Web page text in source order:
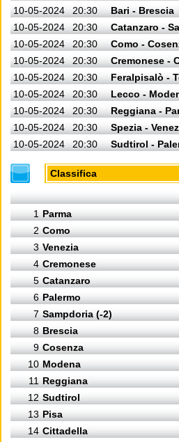
10-05-2024
20:30
Bari - Brescia
10-05-2024
20:30
Catanzaro -
10-05-2024
20:30
Como -
10-05-2024
20:30
Cremonese -
10-05-2024
20:30
Feralpisalò -
10-05-2024
20:30
Lecco -
10-05-2024
20:30
Reggiana -
10-05-2024
20:30
Spezia -
10-05-2024
20:30 Sudtirol -
Classifica
1 Parma
2 Como
3 Venezia
4 Cremonese
5 Catanzaro
6 Palermo
7 Sampdoria (-2)
8 Brescia
9 Cosenza
10 Modena
11 Reggiana
12 Sudtirol
13 Pisa
14 Cittadella